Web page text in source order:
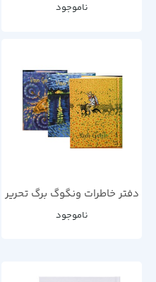
ناموجود
دفتر خاطرات ونگوگ برگ تحریر
ناموجود